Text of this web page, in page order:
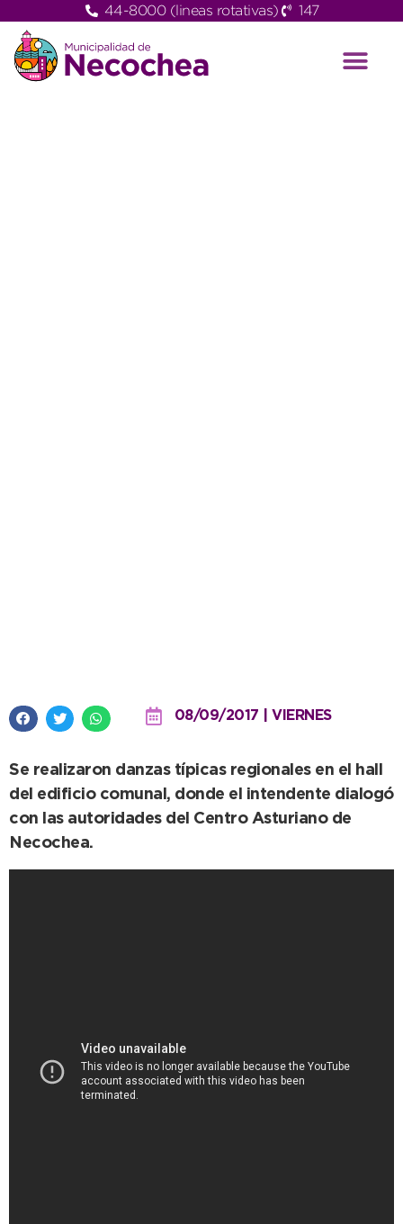
44-8000 (lineas rotativas) 147
08/09/2017 | VIERNES
Se realizaron danzas típicas regionales en el hall
del edificio comunal, donde el intendente dialogó
con las autoridades del Centro Asturiano de
Necochea.